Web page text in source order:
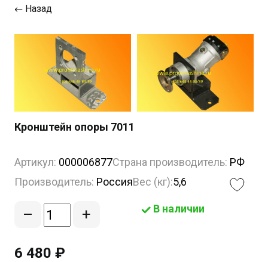
Назад
Кронштейн опоры 7011
Артикул: 000006877Страна производитель: РФ
Производитель: РоссияВес (кг):5,6
– + В наличии
6 480 ₽